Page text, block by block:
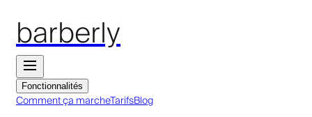
barberly
Fonctionnalités
Comment ça marcheTarifsBlog